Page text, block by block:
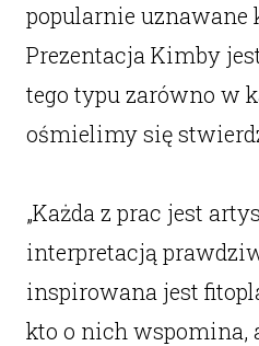
popularnie uznawane
Prezentacja Kimby
tego typu zarówno w
ośmielimy się
„Każda z prac jest
interpretacją
inspirowana jest
kto o nich wspomina,